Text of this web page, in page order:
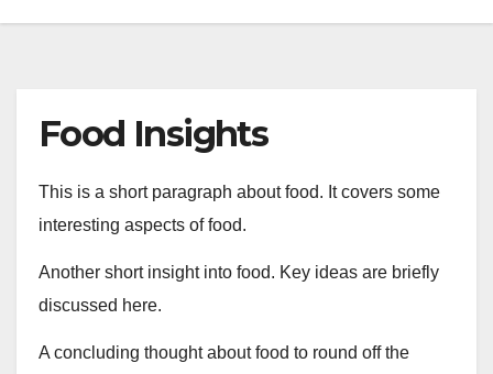
Food Insights
This is a short paragraph about food. It covers some
interesting aspects of food.
Another short insight into food. Key ideas are briefly
discussed here.
A concluding thought about food to round off the